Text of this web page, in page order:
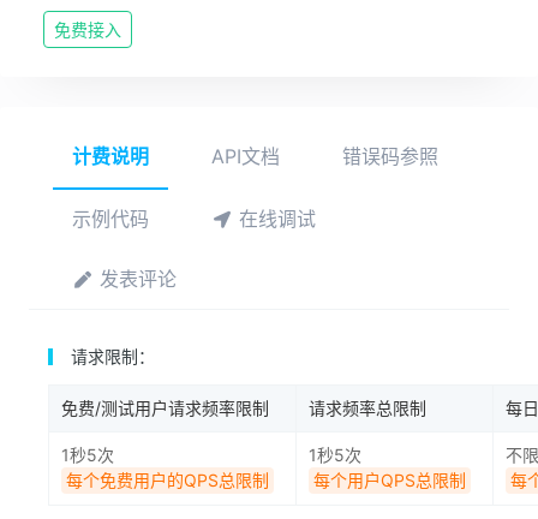
免费接入
计费说明 API文档 错误码参照
示例代码 在线调试
发表评论
请求限制：
免费/测试用户请求频率限制 请求频率总限制 每
1秒5次
每个免费用户的QPS总限制
1秒5次
每个用户QPS总限制
不限
每